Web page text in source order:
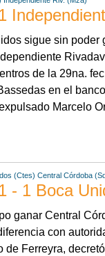
sigue sin poder
de la 29na.
en el
Marcelo
(Ctes) Central Córdoba
- 1 Boca
ganar Central
con
de Ferreyra,